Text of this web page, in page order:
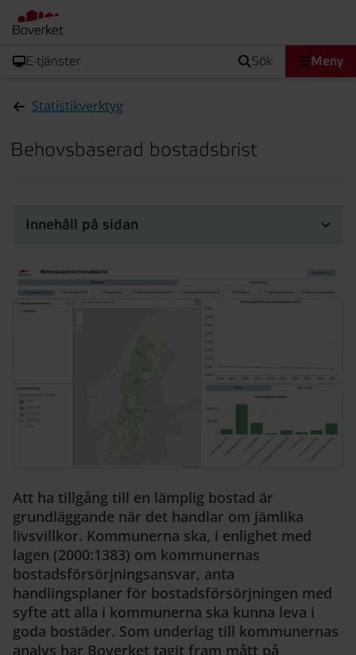
E-tjänster sök Meny
Statistikverktyg
Behovsbaserad bostadsbrist
Innehåll på sidan
Att ha tillgång till en lämplig bostad är
grundläggande när det handlar om jämlika
livsvillkor. Kommunerna ska, i enlighet med
lagen (2000:1383) om kommunernas
bostadsförsörjningsansvar, anta
handlingsplaner för bostadsförsörjningen med
syfte att alla i kommunerna ska kunna leva i
goda bostäder. Som underlag till kommunernas
analys har Boverket tagit fram mått på